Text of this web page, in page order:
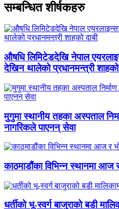
सम्बन्धित शीर्षकहरु
औषधि लिमिटेडदेखि नेपाल
देखिन थालेको प्रधानमन्त्री शाहको
मुगुमा स्थानीय तहका अस्पताल
नागरिकले पाएनन् सेवा
काठमाडौंका विभिन्न स्थानमा आज
धर्तीको भू-स्वर्ग बाजुराको बडी